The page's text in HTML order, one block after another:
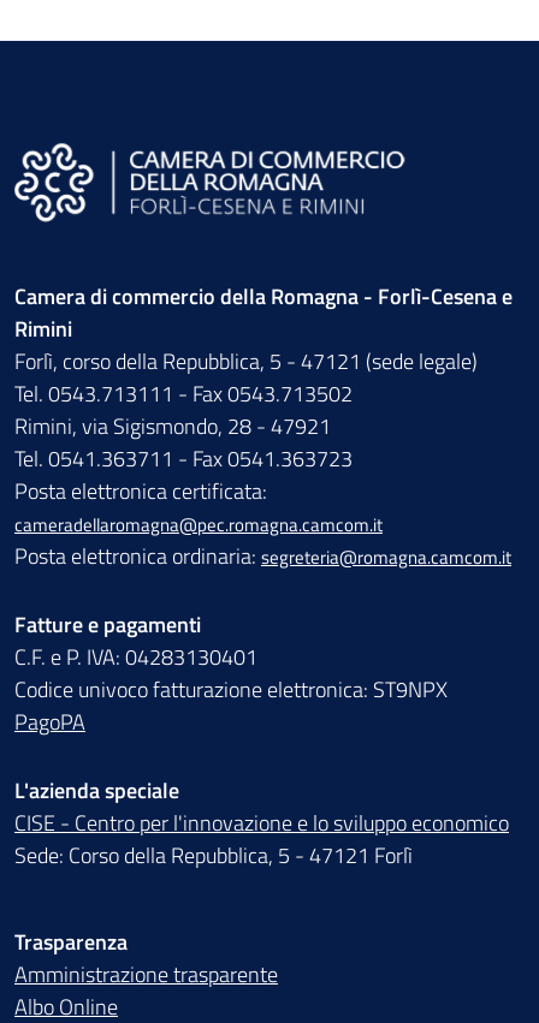
Camera di commercio della Romagna - Forlì-Cesena e
Rimini
Forlì, corso della Repubblica, 5 - 47121 (sede legale)
Tel. 0543.713111 - Fax 0543.713502
Rimini, via Sigismondo, 28 - 47921
Tel. 0541.363711 - Fax 0541.363723
Posta elettronica certificata:
cameradellaromagna@pec.romagna.camcom.it
Posta elettronica ordinaria: segreteria@romagna.camcom.it
Fatture e pagamenti
C.F. e P. IVA: 04283130401
Codice univoco fatturazione elettronica: ST9NPX
PagoPA
L'azienda speciale
CISE - Centro per l'innovazione e lo sviluppo economico
Sede: Corso della Repubblica, 5 - 47121 Forlì
Trasparenza
Amministrazione trasparente
Albo Online